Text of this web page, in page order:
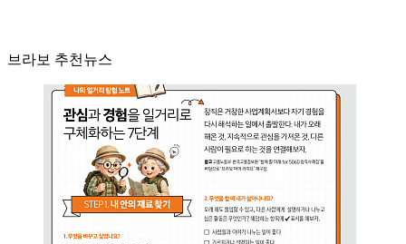
브라보 추천뉴스